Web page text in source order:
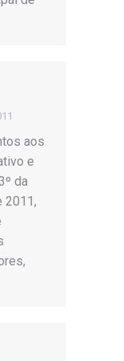
aos
e
da
2011,